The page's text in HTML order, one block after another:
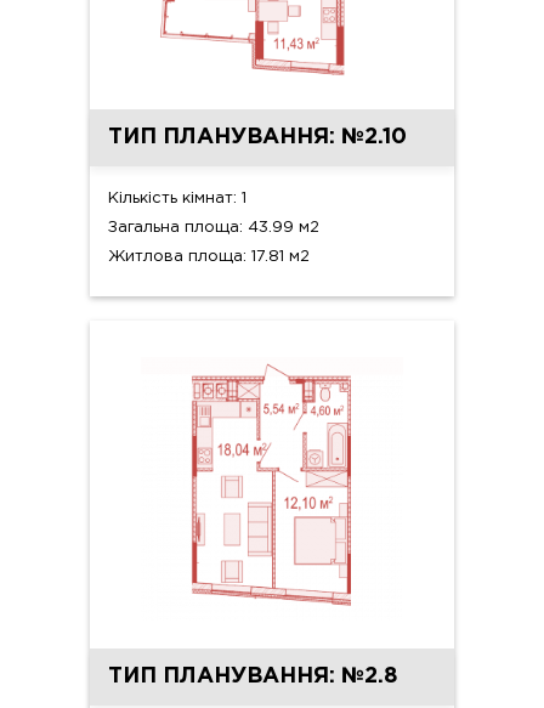
ТИП ПЛАНУВАННЯ: №2.10
Кількість кімнат: 1
Загальна площа: 43.99 м2
Житлова площа: 17.81 м2
ТИП ПЛАНУВАННЯ: №2.8